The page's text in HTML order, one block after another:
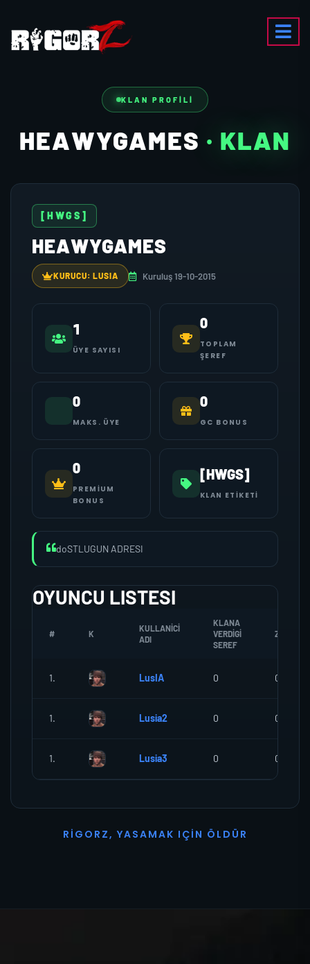
KLAN PROFILI
HEAWYGAMES · KLAN
[HWGS]
HEAWYGAMES
KURUCU: LUSIA Kuruluş 19-10-2015
1
ÜYE SAYISI
0
TOPLAM
ŞEREF
0
MAKS. ÜYE
0
GC BONUS
0
PREMIUM
BONUS
[HWGS]
KLAN ETIKETI
doSTLUGUN ADRESI
OYUNCU LISTESI
# K
KULLANICI
ADI
KLANA
VERDIGI
SEREF
ZOMBI
1. LusIA 0 0
1. Lusia2 0 0
1. Lusia3 0 0
R I G O R Z, YASAMAK I ÇI N Ö L D Ü R